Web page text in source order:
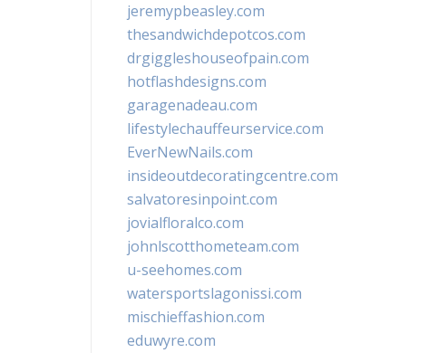
jeremypbeasley.com
thesandwichdepotcos.com
drgiggleshouseofpain.com
hotflashdesigns.com
garagenadeau.com
lifestylechauffeurservice.com
EverNewNails.com
insideoutdecoratingcentre.com
salvatoresinpoint.com
jovialfloralco.com
johnlscotthometeam.com
u-seehomes.com
watersportslagonissi.com
mischieffashion.com
eduwyre.com